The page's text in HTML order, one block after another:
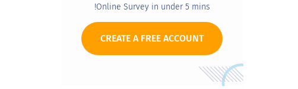
Online Survey in under 5 mins!
CREATE A FREE ACCOUNT